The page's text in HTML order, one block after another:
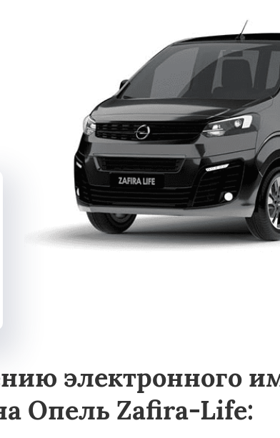
электронного
Опель Zafira-Life: